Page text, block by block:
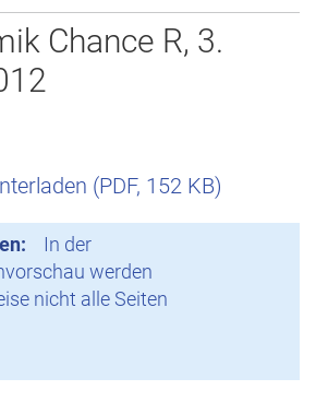
Chance R, 3.
(PDF, 152 KB)
In der
werden
nicht alle Seiten